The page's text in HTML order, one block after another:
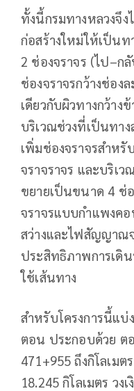
ทั้งนี้กรมทางหลวงจึ
ก่อสร้างใหม่ให้เป็น
2 ช่องจราจร (ไป–ก
ช่องจราจรกว้างช่อง
เดียวกับผิวทางกว้าง
บริเวณช่วงที่เป็นทา
เพิ่มช่องจราจรสำห
จราจราจร และบริเ
ขยายเป็นขนาด 4 ช่
จราจรแบบกำแพงค
สว่างและไฟสัญญาณ
ประสิทธิภาพการเดิ
ใช้เส้นทาง
สำหรับโครงการนี้แบ่
ตอน ประกอบด้วย ต
471+955 ถึงกิโลเม
18.245 กิโลเมตร วง